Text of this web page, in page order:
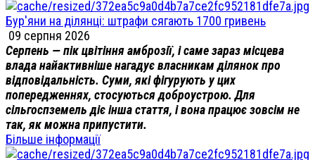
Бур'яни на ділянці: штрафи сягають 1700 гривень
09 серпня 2026
Серпень — пік цвітіння амброзії, і саме зараз місцева
влада найактивніше нагадує власникам ділянок про
відповідальність. Суми, які фігурують у цих
попередженнях, стосуються доброустрою. Для
сільгоспземель діє інша стаття, і вона працює зовсім не
так, як можна припустити.
Більше інформації